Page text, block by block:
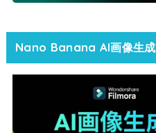
Nano Banana AI画像生成